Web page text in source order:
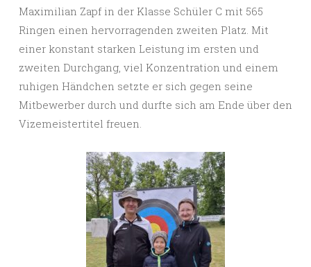
Maximilian Zapf in der Klasse Schüler C mit 565
Ringen einen hervorragenden zweiten Platz. Mit
einer konstant starken Leistung im ersten und
zweiten Durchgang, viel Konzentration und einem
ruhigen Händchen setzte er sich gegen seine
Mitbewerber durch und durfte sich am Ende über den
Vizemeistertitel freuen.